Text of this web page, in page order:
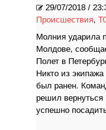
29/07/2018 /
Происшествия,
Молния ударила
Молдове,
Полет в
Никто из
был ранен.
решил вернуться
успешно